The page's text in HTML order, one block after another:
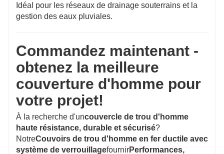
Idéal pour les réseaux de drainage souterrains et la
gestion des eaux pluviales.
Commandez maintenant -
obtenez la meilleure
couverture d'homme pour
votre projet!
À la recherche d'uncouvercle de trou d'homme
haute résistance, durable et sécurisé?
NotreCouvoirs de trou d'homme en fer ductile avec
système de verrouillagefournirPerformances,